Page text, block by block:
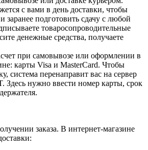
с вами в день доставки, чтобы
заранее подготовить сдачу с любой
товаросопроводительные
денежные средства, получаете
при самовывозе или оформлении в
карты Visa и MasterCard. Чтобы
система перенаправит вас на сервер
Здесь нужно ввести номер карты, срок
заказа. В интернет-магазине